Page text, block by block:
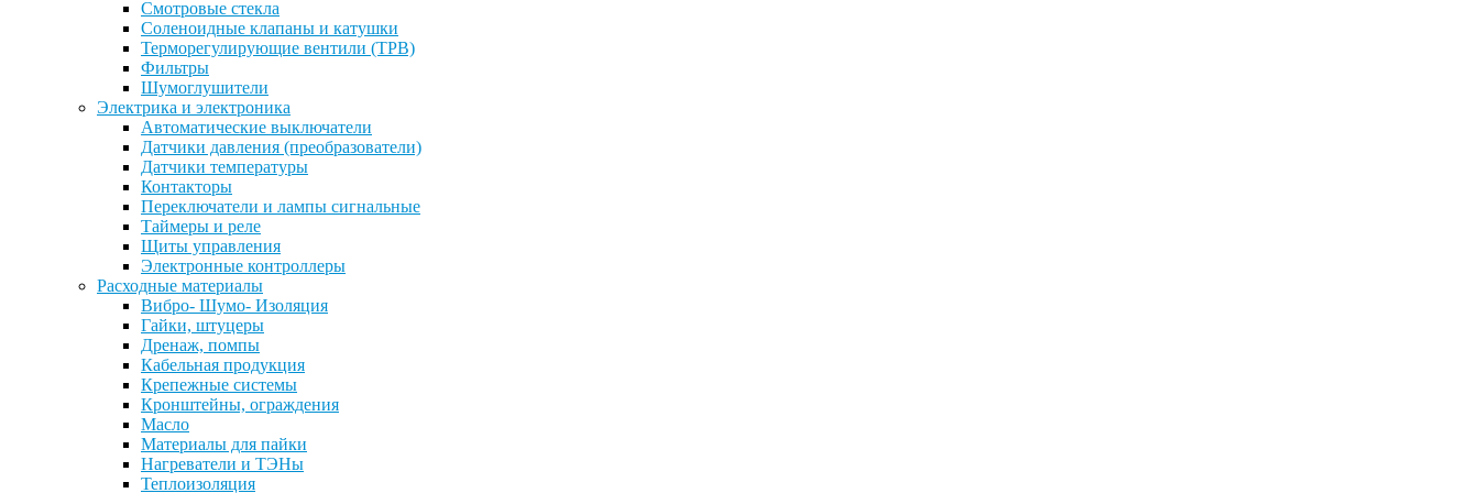
Смотровые стекла
Соленоидные клапаны и катушки
Терморегулирующие вентили (ТРВ)
Фильтры
Шумоглушители
Электрика и электроника
Автоматические выключатели
Датчики давления (преобразователи)
Датчики температуры
Контакторы
Переключатели и лампы сигнальные
Таймеры и реле
Щиты управления
Электронные контроллеры
Расходные материалы
Вибро- Шумо- Изоляция
Гайки, штуцеры
Дренаж, помпы
Кабельная продукция
Крепежные системы
Кронштейны, ограждения
Масло
Материалы для пайки
Нагреватели и ТЭНы
Теплоизоляция